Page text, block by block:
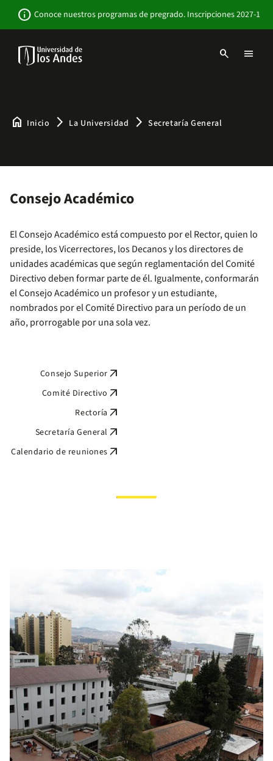
contenido
info Conoce nuestros programas de pregrado. Inscripciones 2027-1
search menu
home Inicio arrow_forward_ios La Universidad arrow_forward_ios Secretaría General
Consejo Académico
El Consejo Académico está compuesto por el Rector, quien lo
preside, los Vicerrectores, los Decanos y los directores de
unidades académicas que según reglamentación del Comité
Directivo deben formar parte de él. Igualmente, conformarán
el Consejo Académico un profesor y un estudiante,
nombrados por el Comité Directivo para un período de un
año, prorrogable por una sola vez.
Consejo Superior arrow_outward
Comité Directivo arrow_outward
Rectoría arrow_outward
Secretaría General arrow_outward
Calendario de reuniones arrow_outward